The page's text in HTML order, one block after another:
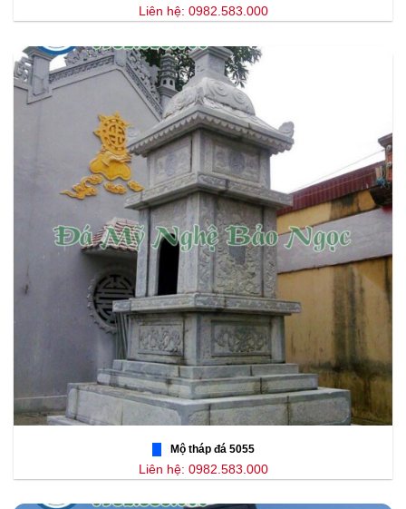
Liên hệ: 0982.583.000
Mộ tháp đá 5055
Liên hệ: 0982.583.000